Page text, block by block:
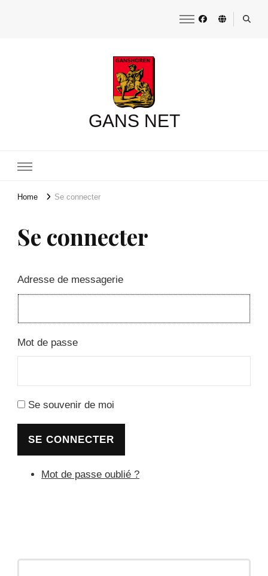
GANS NET
Home Se connecter
Se connecter
Adresse de messagerie
Mot de passe
Se souvenir de moi
SE CONNECTER
Mot de passe oublié ?